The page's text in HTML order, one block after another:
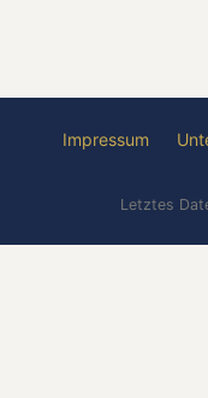
Impressum
Letztes